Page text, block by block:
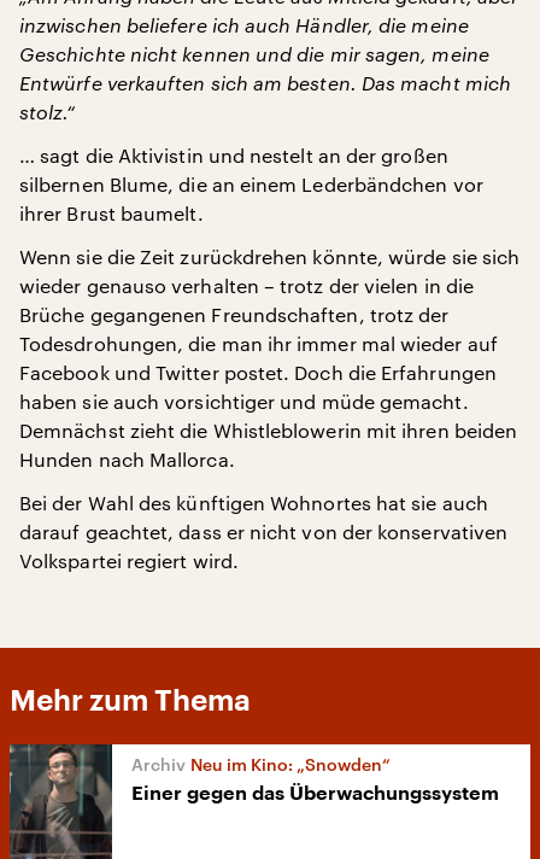
inzwischen beliefere ich auch Händler, die meine
Geschichte nicht kennen und die mir sagen, meine
Entwürfe verkauften sich am besten. Das macht mich
stolz.“
… sagt die Aktivistin und nestelt an der großen
silbernen Blume, die an einem Lederbändchen vor
ihrer Brust baumelt.
Wenn sie die Zeit zurückdrehen könnte, würde sie sich
wieder genauso verhalten – trotz der vielen in die
Brüche gegangenen Freundschaften, trotz der
Todesdrohungen, die man ihr immer mal wieder auf
Facebook und Twitter postet. Doch die Erfahrungen
haben sie auch vorsichtiger und müde gemacht.
Demnächst zieht die Whistleblowerin mit ihren beiden
Hunden nach Mallorca.
Bei der Wahl des künftigen Wohnortes hat sie auch
darauf geachtet, dass er nicht von der konservativen
Volkspartei regiert wird.
Mehr zum Thema
Neu im Kino: „Snowden“
Einer gegen das Überwachungssystem